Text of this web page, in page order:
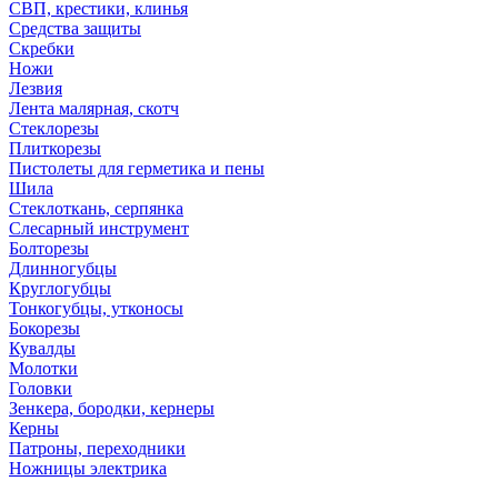
СВП, крестики, клинья
Средства защиты
Скребки
Ножи
Лезвия
Лента малярная, скотч
Стеклорезы
Плиткорезы
Пистолеты для герметика и пены
Шила
Стеклоткань, серпянка
Слесарный инструмент
Болторезы
Длинногубцы
Круглогубцы
Тонкогубцы, утконосы
Бокорезы
Кувалды
Молотки
Головки
Зенкера, бородки, кернеры
Керны
Патроны, переходники
Ножницы электрика